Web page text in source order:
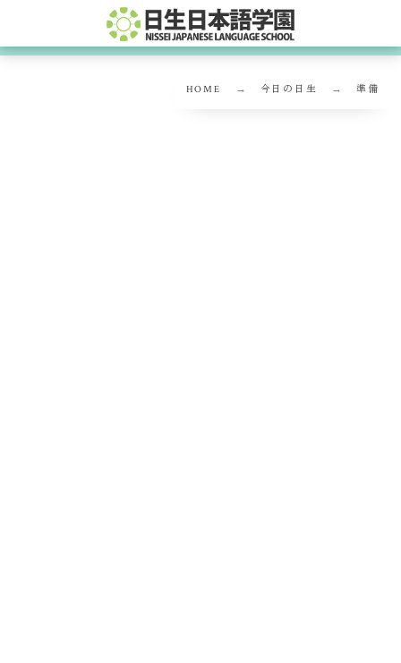
HOME 今日の日生 準備